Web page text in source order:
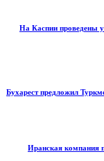
На Каспии проведены
Бухарест предложил
Иранская компания